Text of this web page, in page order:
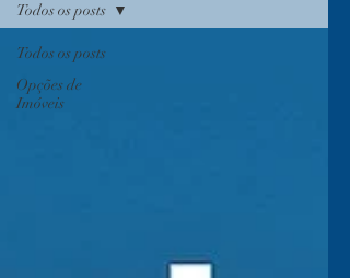
Todos os posts
Opções de
Imóveis
Todos os posts